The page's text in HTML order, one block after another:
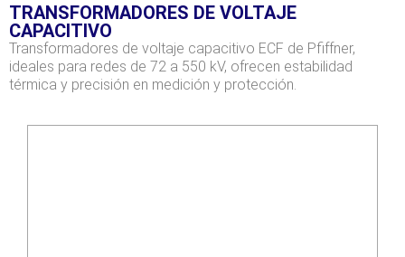
TRANSFORMADORES DE VOLTAJE
CAPACITIVO
Transformadores de voltaje capacitivo ECF de Pfiffner,
ideales para redes de 72 a 550 kV, ofrecen estabilidad
térmica y precisión en medición y protección.